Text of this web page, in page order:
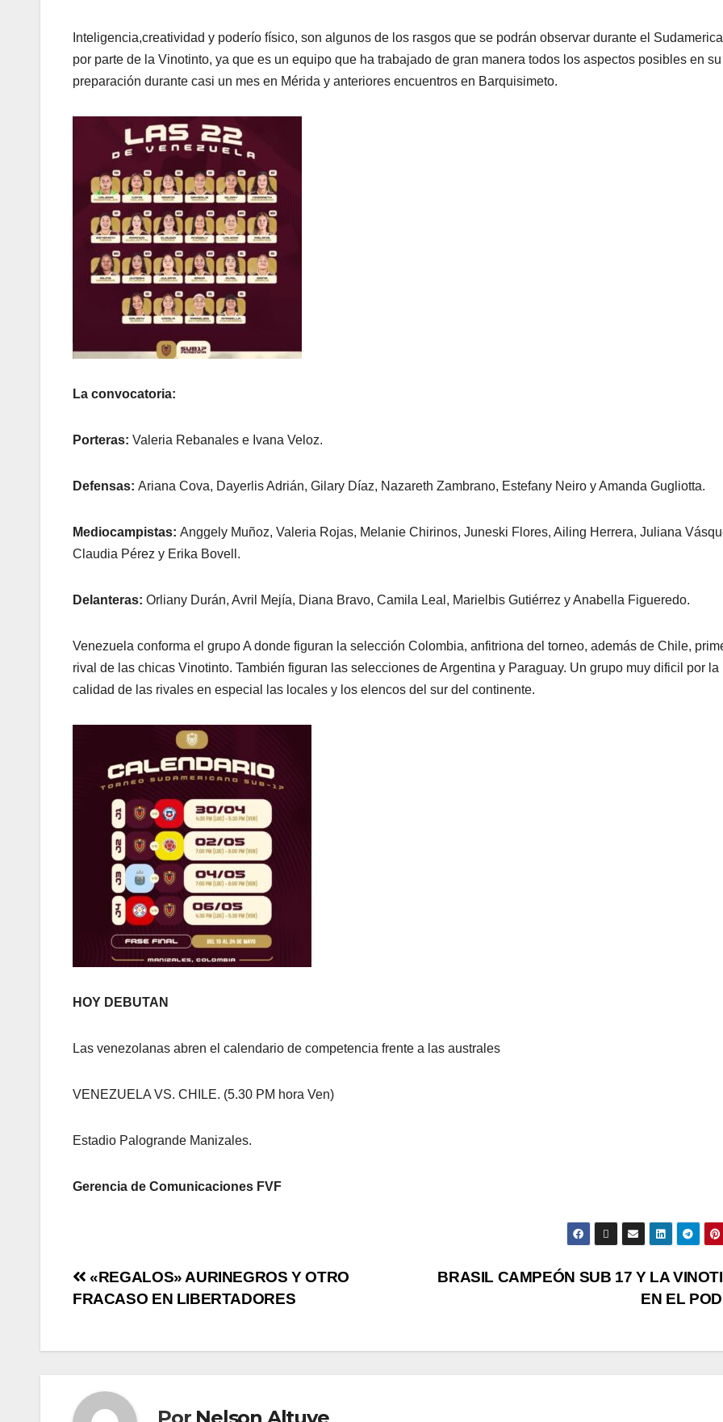
Inteligencia,creatividad y poderío físico, son algunos de los rasgos que se podrán observar durante el
por parte de la Vinotinto, ya que es un equipo que ha trabajado de gran manera todos los aspectos posibles en su
preparación durante casi un mes en Mérida y anteriores encuentros en Barquisimeto.
La convocatoria:
Porteras: Valeria Rebanales e Ivana Veloz.
Defensas: Ariana Cova, Dayerlis Adrián, Gilary Díaz, Nazareth Zambrano, Estefany Neiro y Amanda Gugliotta.
Mediocampistas: Anggely Muñoz, Valeria Rojas, Melanie Chirinos, Juneski Flores, Ailing Herrera, Juliana
Claudia Pérez y Erika Bovell.
Delanteras: Orliany Durán, Avril Mejía, Diana Bravo, Camila Leal, Marielbis Gutiérrez y Anabella Figueredo.
Venezuela conforma el grupo A donde figuran la selección Colombia, anfitriona del torneo, además de Chile,
rival de las chicas Vinotinto. También figuran las selecciones de Argentina y Paraguay. Un grupo muy dificil por la
calidad de las rivales en especial las locales y los elencos del sur del continente.
HOY DEBUTAN
Las venezolanas abren el calendario de competencia frente a las australes
VENEZUELA VS. CHILE. (5.30 PM hora Ven)
Estadio Palogrande Manizales.
Gerencia de Comunicaciones FVF
BRASIL CAMPEÓN SUB 17 Y LA
EN EL
«REGALOS» AURINEGROS Y OTRO
FRACASO EN LIBERTADORES